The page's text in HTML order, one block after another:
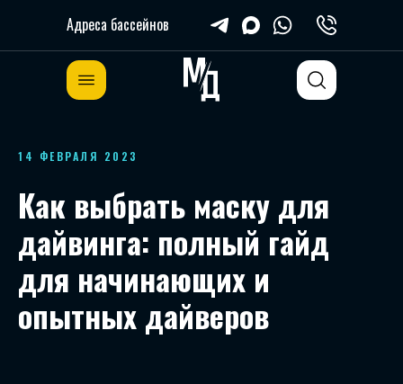
Адреса бассейнов
14 ФЕВРАЛЯ 2023
Как выбрать маску для
дайвинга: полный гайд
для начинающих и
опытных дайверов